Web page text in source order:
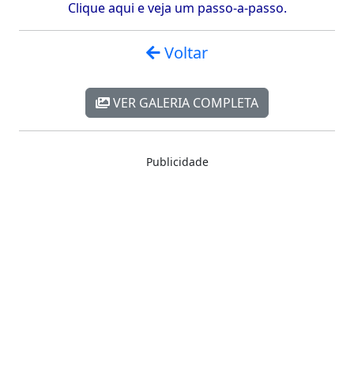
Clique aqui e veja um passo-a-passo.
Voltar
VER GALERIA COMPLETA
Publicidade